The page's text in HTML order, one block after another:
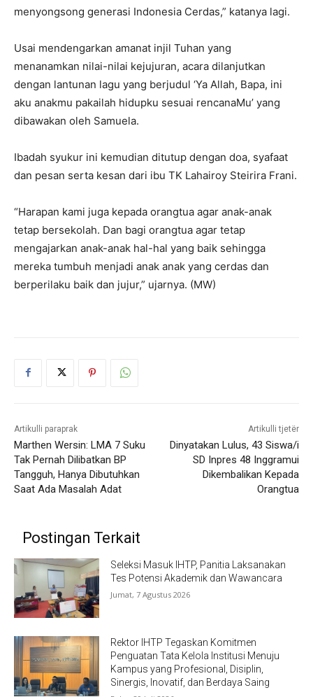
menyongsong generasi Indonesia Cerdas,” katanya lagi.
Usai mendengarkan amanat injil Tuhan yang
menanamkan nilai-nilai kejujuran, acara dilanjutkan
dengan lantunan lagu yang berjudul ‘Ya Allah, Bapa, ini
aku anakmu pakailah hidupku sesuai rencanaMu’ yang
dibawakan oleh Samuela.
Ibadah syukur ini kemudian ditutup dengan doa, syafaat
dan pesan serta kesan dari ibu TK Lahairoy Steirira Frani.
“Harapan kami juga kepada orangtua agar anak-anak
tetap bersekolah. Dan bagi orangtua agar tetap
mengajarkan anak-anak hal-hal yang baik sehingga
mereka tumbuh menjadi anak anak yang cerdas dan
berperilaku baik dan jujur,” ujarnya. (MW)
Artikulli paraprak
Marthen Wersin: LMA 7 Suku
Tak Pernah Dilibatkan BP
Tangguh, Hanya Dibutuhkan
Saat Ada Masalah Adat
Artikulli tjetër
Dinyatakan Lulus, 43 Siswa/i
SD Inpres 48 Inggramui
Dikembalikan Kepada
Orangtua
Postingan Terkait
Seleksi Masuk IHTP, Panitia Laksanakan
Tes Potensi Akademik dan Wawancara
Jumat, 7 Agustus 2026
Rektor IHTP Tegaskan Komitmen
Penguatan Tata Kelola Institusi Menuju
Kampus yang Profesional, Disiplin,
Sinergis, Inovatif, dan Berdaya Saing